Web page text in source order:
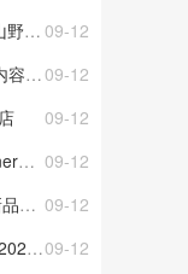
平台，提供
表和技术
09-12
地方
09-12
创新
09-12
09-12
者
09-12
杆
09-12
榜单